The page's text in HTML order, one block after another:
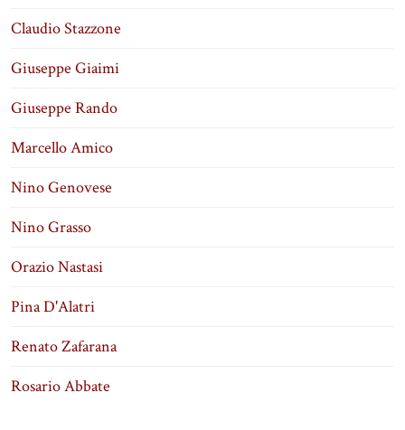
Claudio Stazzone
Giuseppe Giaimi
Giuseppe Rando
Marcello Amico
Nino Genovese
Nino Grasso
Orazio Nastasi
Pina D'Alatri
Renato Zafarana
Rosario Abbate